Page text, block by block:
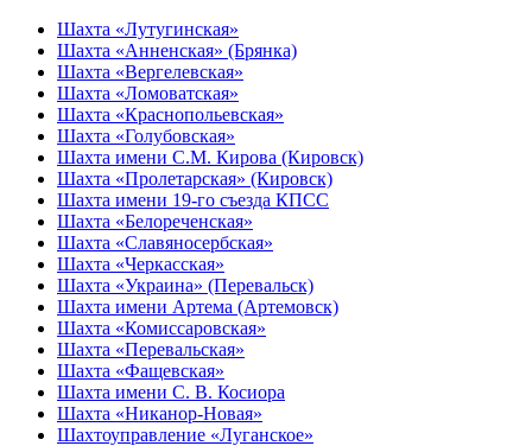
Шахта «Лутугинская»
Шахта «Анненская» (Брянка)
Шахта «Вергелевская»
Шахта «Ломоватская»
Шахта «Краснопольевская»
Шахта «Голубовская»
Шахта имени С.М. Кирова (Кировск)
Шахта «Пролетарская» (Кировск)
Шахта имени 19-го съезда КПСС
Шахта «Белореченская»
Шахта «Славяносербская»
Шахта «Черкасская»
Шахта «Украина» (Перевальск)
Шахта имени Артема (Артемовск)
Шахта «Комиссаровская»
Шахта «Перевальская»
Шахта «Фащевская»
Шахта имени С. В. Косиора
Шахта «Никанор-Новая»
Шахтоуправление «Луганское»